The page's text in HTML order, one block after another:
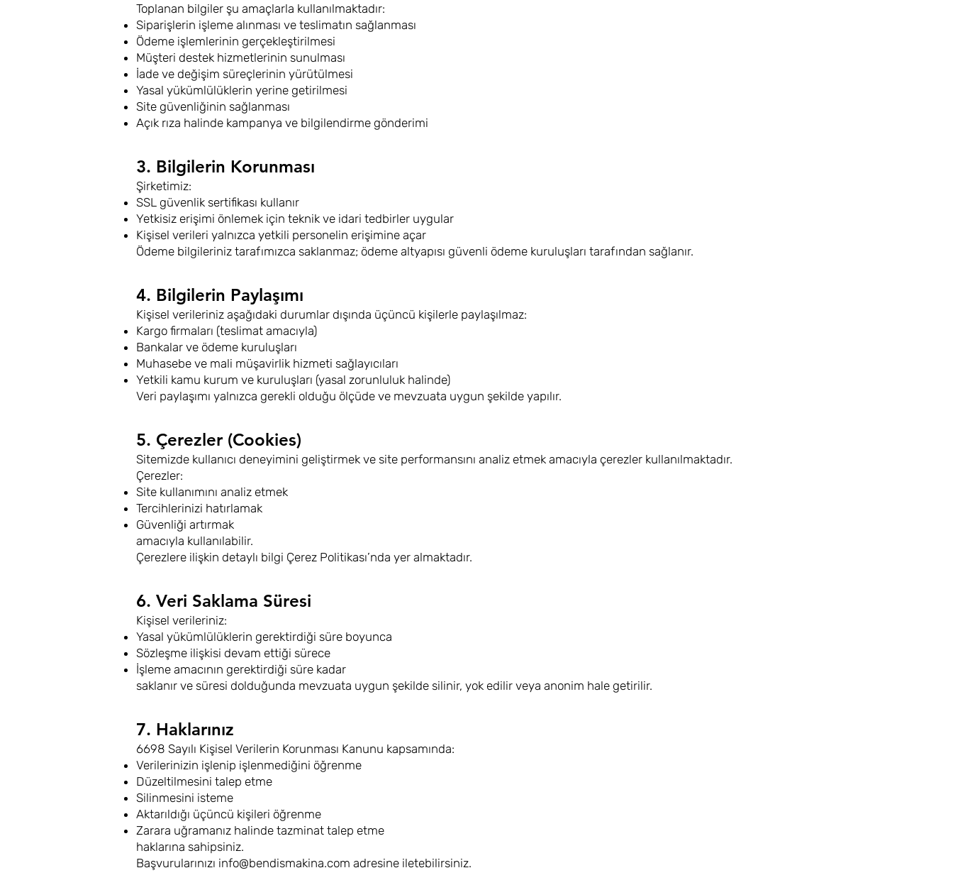
Toplanan bilgiler şu amaçlarla kullanılmaktadır:
Siparişlerin işleme alınması ve teslimatın sağlanması
Ödeme işlemlerinin gerçekleştirilmesi
Müşteri destek hizmetlerinin sunulması
İade ve değişim süreçlerinin yürütülmesi
Yasal yükümlülüklerin yerine getirilmesi
Site güvenliğinin sağlanması
Açık rıza halinde kampanya ve bilgilendirme gönderimi
3. Bilgilerin Korunması
Şirketimiz:
SSL güvenlik sertifikası kullanır
Yetkisiz erişimi önlemek için teknik ve idari tedbirler uygular
Kişisel verileri yalnızca yetkili personelin erişimine açar
Ödeme bilgileriniz tarafımızca saklanmaz; ödeme altyapısı güvenli ödeme kuruluşları tarafından sağlanır.
4. Bilgilerin Paylaşımı
Kişisel verileriniz aşağıdaki durumlar dışında üçüncü kişilerle paylaşılmaz:
Kargo firmaları (teslimat amacıyla)
Bankalar ve ödeme kuruluşları
Muhasebe ve mali müşavirlik hizmeti sağlayıcıları
Yetkili kamu kurum ve kuruluşları (yasal zorunluluk halinde)
Veri paylaşımı yalnızca gerekli olduğu ölçüde ve mevzuata uygun şekilde yapılır.
5. Çerezler (Cookies)
Sitemizde kullanıcı deneyimini geliştirmek ve site performansını analiz etmek amacıyla çerezler kullanılmaktadır.
Çerezler:
Site kullanımını analiz etmek
Tercihlerinizi hatırlamak
Güvenliği artırmak
amacıyla kullanılabilir.
Çerezlere ilişkin detaylı bilgi Çerez Politikası’nda yer almaktadır.
6. Veri Saklama Süresi
Kişisel verileriniz:
Yasal yükümlülüklerin gerektirdiği süre boyunca
Sözleşme ilişkisi devam ettiği sürece
İşleme amacının gerektirdiği süre kadar
saklanır ve süresi dolduğunda mevzuata uygun şekilde silinir, yok edilir veya anonim hale getirilir.
7. Haklarınız
6698 Sayılı Kişisel Verilerin Korunması Kanunu kapsamında:
Verilerinizin işlenip işlenmediğini öğrenme
Düzeltilmesini talep etme
Silinmesini isteme
Aktarıldığı üçüncü kişileri öğrenme
Zarara uğramanız halinde tazminat talep etme
haklarına sahipsiniz.
Başvurularınızı info@bendismakina.com adresine iletebilirsiniz.